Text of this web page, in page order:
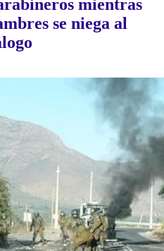
mientras
se niega al